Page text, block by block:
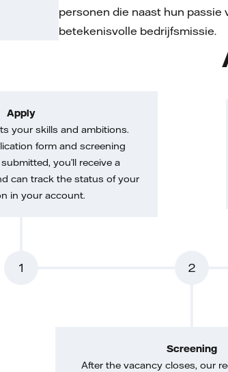
personen die naast hun
betekenisvolle bedrijfsmissie.
1
Apply
your skills and ambitions.
form and screening
you’ll receive a
can track the status of your
in your account.
2
Screening
After the vacancy closes, our